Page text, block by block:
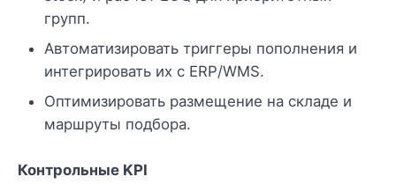
групп.
Автоматизировать триггеры пополнения и
интегрировать их с ERP/WMS.
Оптимизировать размещение на складе и
маршруты подбора.
Контрольные KPI